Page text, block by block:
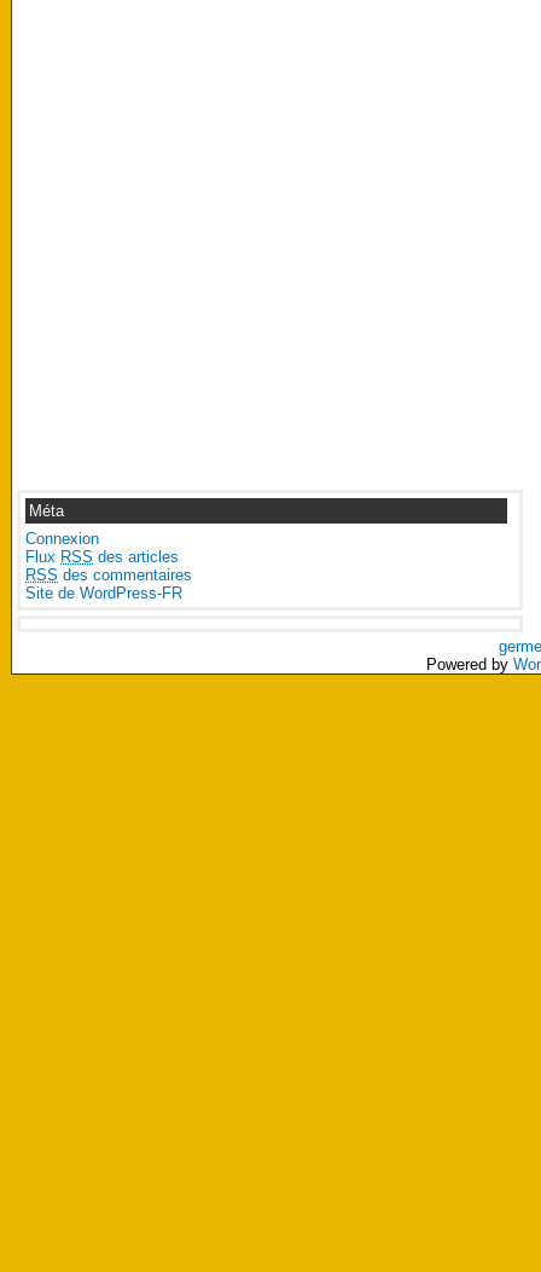
Méta
Connexion
Flux RSS des articles
RSS des commentaires
Site de WordPress-FR
Powered by